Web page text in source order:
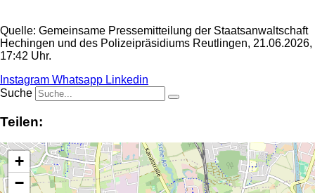
Quelle: Gemeinsame Pressemitteilung der Staatsanwaltschaft
Hechingen und des Polizeipräsidiums Reutlingen, 21.06.2026,
17:42 Uhr.
Instagram Whatsapp Linkedin
Suche
Teilen:
+
−